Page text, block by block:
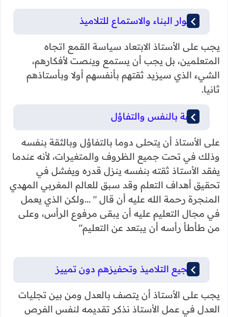
الحوار البناء والاستماع للتلاميذ
يجب على الأستاذ الابتعاد سياسة القمع اتجاه
المتعلمين، بل يجب أن يستمع وينصت لأفكارهم،
الشيء الذي سيزيد ثقتهم بأنفسهم أولا وبأستاذهم
ثانيا.
الثقة بالنفس والتفاؤل
على الأستاذ أن يتحلى دوما بالتفاؤل وبالثقة بنفسه
وذلك في تحت جميع الظروف والمتغيرات، لأنه عندما
يفقد الأستاذ ثقته بنفسه ينزل قدره ويفشل في
تحقيق أهداف التعلم وقد سبق للعالم المغربي المهدي
المنجرة رحمة الله عليه أن قال " ...ولكن الذي يعمل
في مجال التعليم عليه أن يبقى مرفوع الرأس، وعلى
من طأطأ رأسه أن يبتعد عن التعليم"
تشجيع التلاميذ وتحفيزهم دون تمييز
يجب على الأستاذ أن يتصف بالعدل ومن بين تجليات
العدل في عمل الأستاذ نذكر تقديمه لنفس الفرص